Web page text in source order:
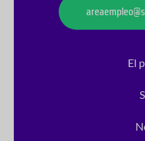
El